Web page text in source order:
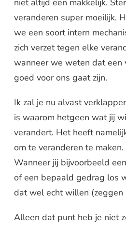
niet altijd een makkelijk.
veranderen super moeilijk.
we een soort intern
zich verzet tegen elke
wanneer we weten dat een
goed voor ons gaat zijn.
Ik zal je nu alvast
is waarom hetgeen wat jij
verandert. Het heeft
om te veranderen te maken.
Wanneer jij bijvoorbeeld
of een bepaald gedrag los
dat wel echt willen (zeggen
Alleen dat punt heb je niet